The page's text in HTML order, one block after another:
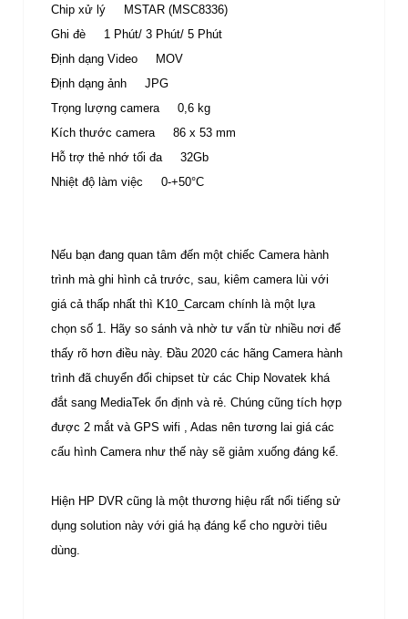
Chip xử lý MSTAR (MSC8336)
Ghi đè 1 Phút/ 3 Phút/ 5 Phút
Định dạng Video MOV
Định dạng ảnh JPG
Trọng lượng camera 0,6 kg
Kích thước camera 86 x 53 mm
Hỗ trợ thẻ nhớ tối đa 32Gb
Nhiệt độ làm việc 0-+50°C
Nếu bạn đang quan tâm đến một chiếc Camera hành
trình mà ghi hình cả trước, sau, kiêm camera lùi với
giá cả thấp nhất thì K10_Carcam chính là một lựa
chọn số 1. Hãy so sánh và nhờ tư vấn từ nhiều nơi để
thấy rõ hơn điều này. Đầu 2020 các hãng Camera hành
trình đã chuyển đổi chipset từ các Chip Novatek khá
đắt sang MediaTek ổn định và rẻ. Chúng cũng tích hợp
được 2 mắt và GPS wifi , Adas nên tương lai giá các
cấu hình Camera như thế này sẽ giảm xuống đáng kể.
Hiện HP DVR cũng là một thương hiệu rất nổi tiếng sử
dụng solution này với giá hạ đáng kể cho người tiêu
dùng.